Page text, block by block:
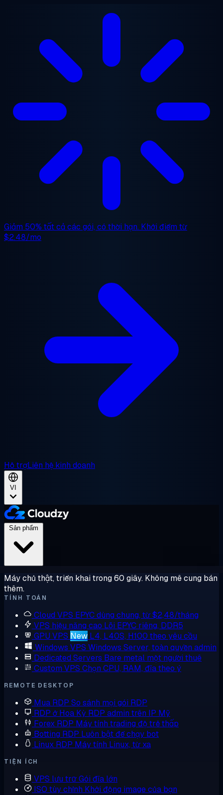
Giảm 50% tất cả các gói, có thời hạn. Khởi điểm từ
$2.48/mo
Hỗ trợLiên hệ kinh doanh
VI
Máy chủ thật, triển khai trong 60 giây. Không mê cung bán
thêm.
TÍNH TOÁN
Cloud VPS EPYC dùng chung, từ $2,48/tháng
VPS hiệu năng cao Lõi EPYC riêng, DDR5
GPU VPS New L4, L40S, H100 theo yêu cầu
Windows VPS Windows Server, toàn quyền admin
Dedicated Servers Bare metal một người thuê
Custom VPS Chọn CPU, RAM, đĩa theo ý
REMOTE DESKTOP
Mua RDP So sánh mọi gói RDP
RDP ở Hoa Kỳ RDP admin trên IP Mỹ
Forex RDP Máy tính trading độ trễ thấp
Botting RDP Luôn bật để chạy bot
Linux RDP Máy tính Linux, từ xa
TIỆN ÍCH
VPS lưu trữGói đĩa lớn
ISO tùy chỉnh Khởi động image của bạn